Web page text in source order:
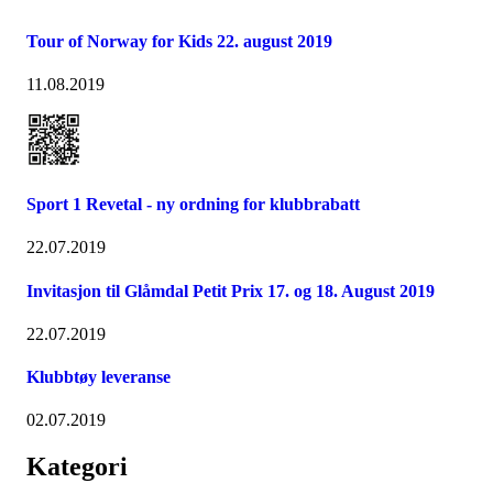
Tour of Norway for Kids 22. august 2019
11.08.2019
Sport 1 Revetal - ny ordning for klubbrabatt
22.07.2019
Invitasjon til Glåmdal Petit Prix 17. og 18. August 2019
22.07.2019
Klubbtøy leveranse
02.07.2019
Kategori